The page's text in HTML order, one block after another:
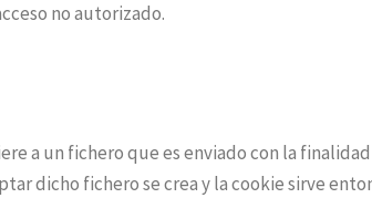
no autorizado.
a un fichero que es enviado con la
dicho fichero se crea y la cookie sirve